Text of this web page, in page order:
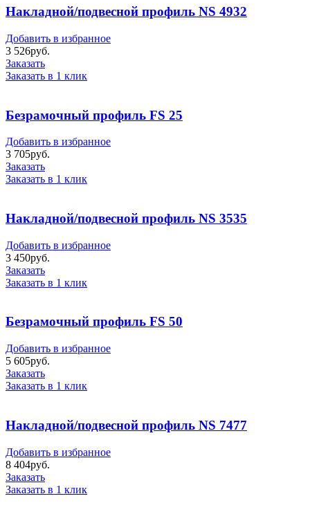
Накладной/подвесной профиль NS 4932
Добавить в избранное
3 526руб.
Заказать
Заказать в 1 клик
Безрамочный профиль FS 25
Добавить в избранное
3 705руб.
Заказать
Заказать в 1 клик
Накладной/подвесной профиль NS 3535
Добавить в избранное
3 450руб.
Заказать
Заказать в 1 клик
Безрамочный профиль FS 50
Добавить в избранное
5 605руб.
Заказать
Заказать в 1 клик
Накладной/подвесной профиль NS 7477
Добавить в избранное
8 404руб.
Заказать
Заказать в 1 клик